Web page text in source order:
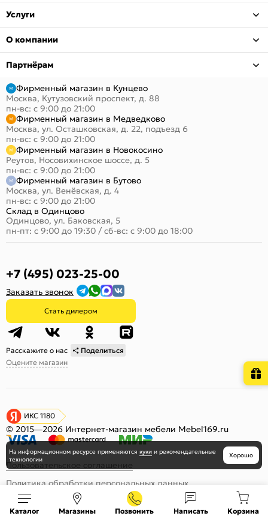
Услуги
О компании
Партнёрам
Фирменный магазин в Кунцево
Москва, Кутузовский проспект, д. 88
пн-вс: с 9:00 до 21:00
Фирменный магазин в Медведково
Москва, ул. Осташковская, д. 22, подъезд 6
пн-вс: с 9:00 до 21:00
Фирменный магазин в Новокосино
Реутов, Носовихинское шоссе, д. 5
пн-вс: с 9:00 до 21:00
Фирменный магазин в Бутово
Москва, ул. Венёвская, д. 4
пн-вс: с 9:00 до 21:00
Склад в Одинцово
Одинцово, ул. Баковская, 5
пн-пт: с 9:00 до 19:30 / сб-вс: с 9:00 до 18:00
+7 (495) 023-25-00
Заказать звонок
Стать дилером
Расскажите о нас
Поделиться
Оцените магазин
ИКС 1180
© 2015—2026 Интернет-магазин мебели Mebel169.ru
Пользовательское соглашение
Политика обработки персональных данных
Карта сайта
Каталог Магазины Позвонить Написать Корзина
На информационном ресурсе применяются куки и рекомендательные
технологии
Хорошо